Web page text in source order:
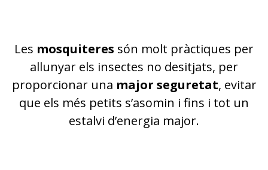
Les mosquiteres són molt pràctiques per
allunyar els insectes no desitjats, per
proporcionar una major seguretat, evitar
que els més petits s’asomin i fins i tot un
estalvi d’energia major.